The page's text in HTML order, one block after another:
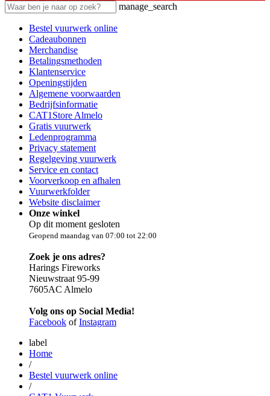
manage_search
Bestel vuurwerk online
Cadeaubonnen
Merchandise
Betalingsmethoden
Klantenservice
Openingstijden
Algemene voorwaarden
Bedrijfsinformatie
CAT1Store Almelo
Gratis vuurwerk
Ledenprogramma
Privacy statement
Regelgeving vuurwerk
Service en contact
Voorverkoop en afhalen
Vuurwerkfolder
Website disclaimer
Onze winkel
Op dit moment gesloten
Geopend maandag van 07:00 tot 22:00
Zoek je ons adres?
Harings Fireworks
Nieuwstraat 95-99
7605AC Almelo
Volg ons op Social Media!
Facebook ofInstagram
label
Home
/
Bestel vuurwerk online
/